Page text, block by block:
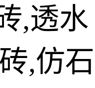
,透水
,仿石